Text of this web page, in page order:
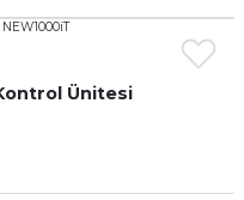
Lazer Koruyucu Camlar
Lazer Nozulları
Ünitesi